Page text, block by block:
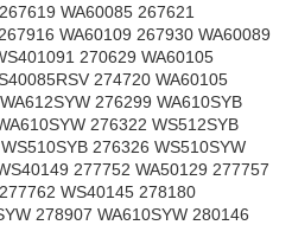
WA60085 267621
WA60109 267930 WA60089
270629 WA60105
274720 WA60105
276299 WA610SYB
276322 WS512SYB
276326 WS510SYW
277752 WA50129 277757
WS40145 278180
278907 WA610SYW 280146